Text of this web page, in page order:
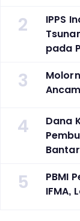
2
IPPS
pada
3
4
Dana
5
PBMI
IFMA,